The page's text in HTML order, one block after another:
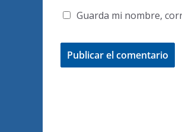
Guarda mi nombre,